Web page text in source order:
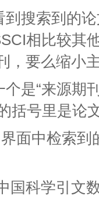
搜索到的
相比较其
，要么缩小
是“来源期
括号里是论
面中检索
国科学引文